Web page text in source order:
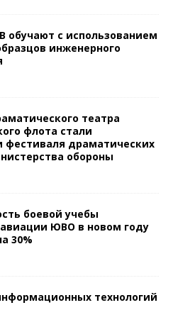
обучают с использованием
инженерного
театра
флота стали
фестиваля драматических
обороны
боевой учебы
ЮВО в новом году
30%
технологий